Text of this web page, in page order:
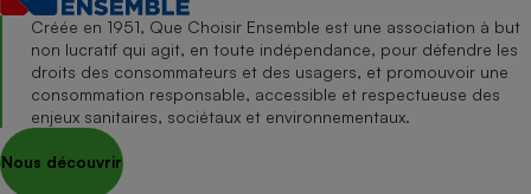
Créée en 1951, Que Choisir Ensemble est une association à but
non lucratif qui agit, en toute indépendance, pour défendre les
droits des consommateurs et des usagers, et promouvoir une
consommation responsable, accessible et respectueuse des
enjeux sanitaires, sociétaux et environnementaux.
Nous découvrir